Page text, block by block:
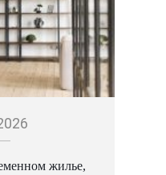
жилье,